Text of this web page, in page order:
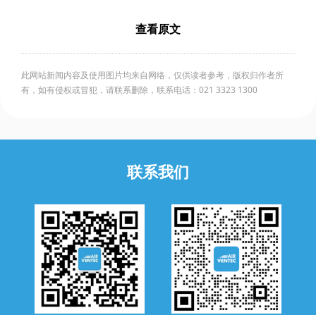
查看原文
此网站新闻内容及使用图片均来自网络，仅供读者参考，版权归作者所
有，如有侵权或冒犯，请联系删除，联系电话：021 3323 1300
联系我们